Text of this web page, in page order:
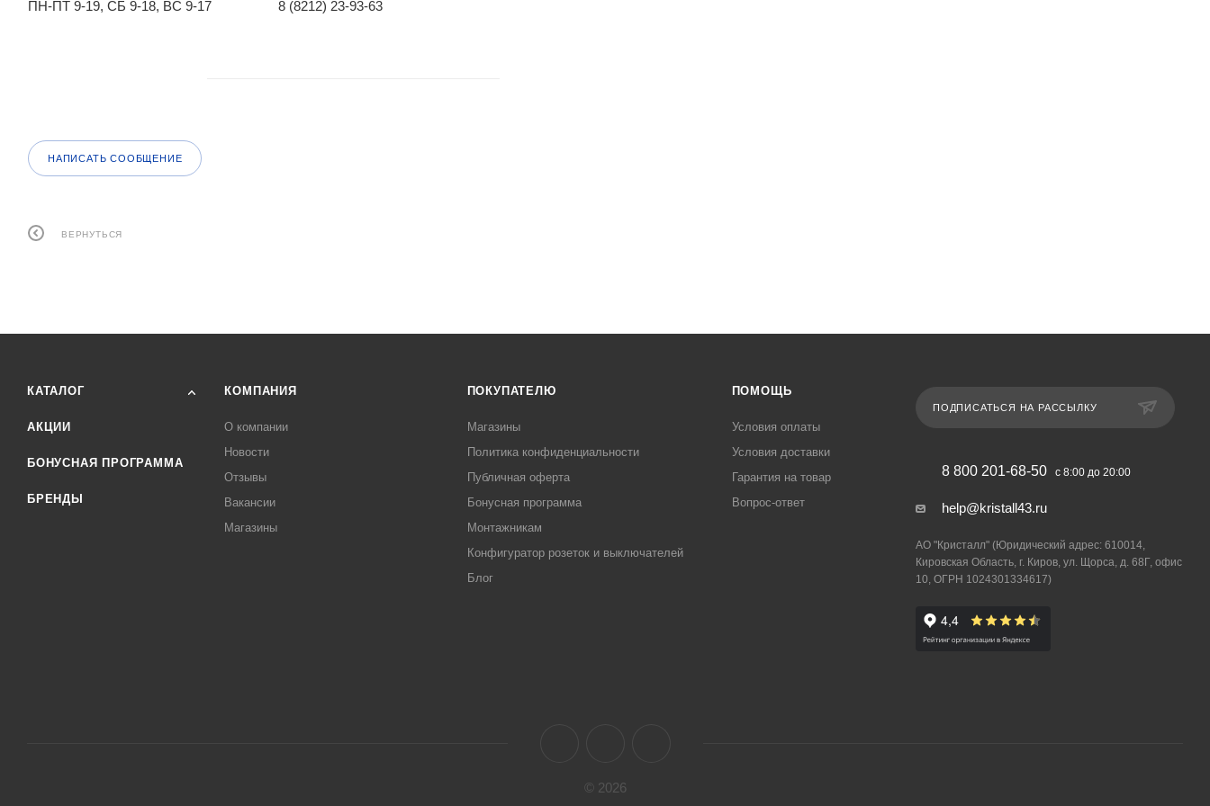
ПН-ПТ 9-19, СБ 9-18, ВС 9-17 8 (8212) 23-93-63
НАПИСАТЬ СООБЩЕНИЕ
ВЕРНУТЬСЯ
КАТАЛОГ
АКЦИИ
БОНУСНАЯ ПРОГРАММА
БРЕНДЫ
КОМПАНИЯ
О компании
Новости
Отзывы
Вакансии
Магазины
ПОКУПАТЕЛЮ
Магазины
Политика конфиденциальности
Публичная оферта
Бонусная программа
Монтажникам
Конфигуратор розеток и выключателей
Блог
ПОМОЩЬ
Условия оплаты
Условия доставки
Гарантия на товар
Вопрос-ответ
ПОДПИСАТЬСЯ НА РАССЫЛКУ
8 800 201-68-50 с 8:00 до 20:00
help@kristall43.ru
АО "Кристалл" (Юридический адрес: 610014,
Кировская Область, г. Киров, ул. Щорса, д. 68Г, офис
10, ОГРН 1024301334617)
© 2026